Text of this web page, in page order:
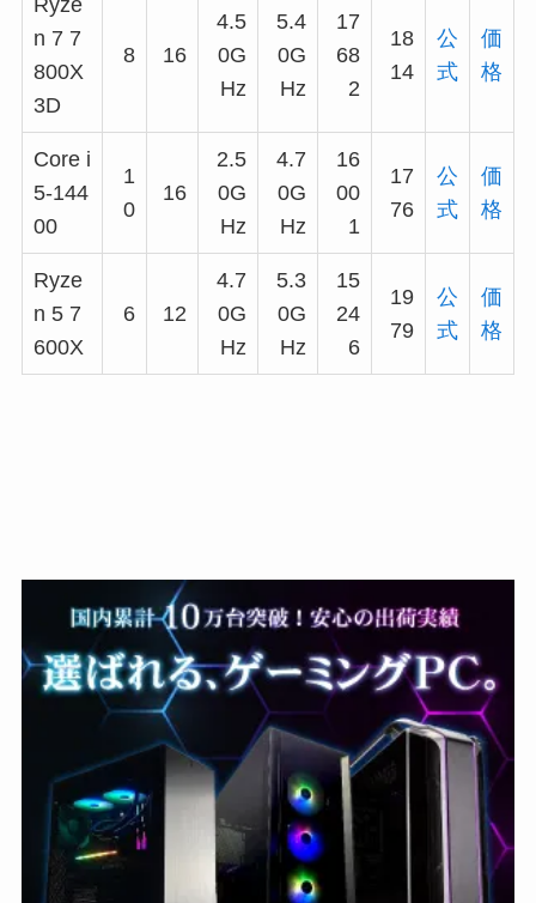
n 7 7
800X
3D
8 16
4.5
0G
Hz
5.4
0G
Hz
17
68
2
18
14
公
式
価
格
Core i
5-144
00
1
0
16
2.5
0G
Hz
4.7
0G
Hz
16
00
1
17
76
公
式
価
格
Ryze
n 5 7
600X
6 12
4.7
0G
Hz
5.3
0G
Hz
15
24
6
19
79
公
式
価
格